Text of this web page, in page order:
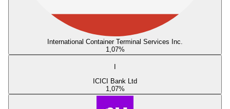
International Container Terminal Services Inc.
1,07%
ICICI Bank Ltd
1,07%